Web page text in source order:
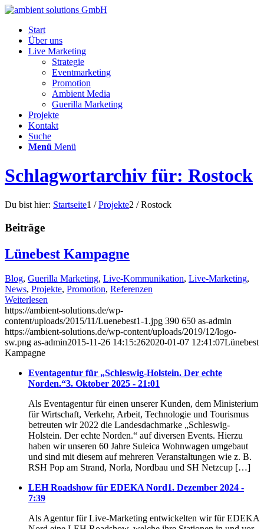
Start
Über uns
Live Marketing
Strategie
Eventmarketing
Promotion
Ambient Media
Guerilla Marketing
Projekte
Kontakt
Suche
Menü Menü
Schlagwortarchiv für: Rostock
Du bist hier: Startseite1 / Projekte2 / Rostock
Beiträge
Lünebest Kampagne
Blog, Guerilla Marketing, Live-Kommunikation, Live-Marketing,
News, Projekte, Promotion, Referenzen
Weiterlesen
https://ambient-solutions.de/wp-
content/uploads/2015/11/Luenebest1-1.jpg 390 650 as-admin
https://ambient-solutions.de/wp-content/uploads/2019/12/logo-
sw.png as-admin2015-11-26 14:15:262020-01-07 12:41:07Lünebest
Kampagne
Eventagentur für „Schleswig-Holstein. Der echte
Norden.“3. Oktober 2025 - 21:01
Als Eventagentur für einen unserer Kunden, dem Ministerium
für Wirtschaft, Verkehr, Arbeit, Technologie und Tourismus
betreuten wir 2022 die Landesdachmarke „Schleswig-
Holstein. Der echte Norden.“ auf diversen Events. Hierzu
haben wir unseren 60 Jahre Suleica Wohnwagen umgebaut
und sind mit diesem auf mehreren Veranstaltungen wie z. B.
RSH Pop am Strand, Norla, Nordbau und SH Netzcup […]
LEH Roadshow für EDEKA Nord1. Dezember 2024 -
7:39
Als Agentur für Live-Marketing entwickelten wir für EDEKA